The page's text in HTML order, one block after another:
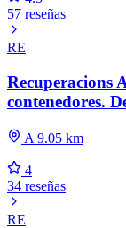
57 reseñas
RE
Recuperacions
contenedores.
A 9.05 km
4
34 reseñas
RE